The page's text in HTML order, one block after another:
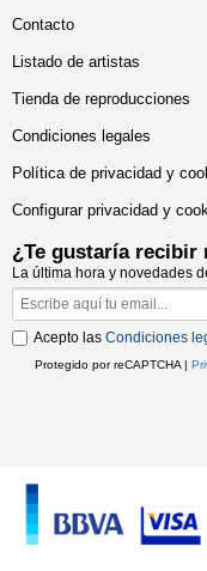
Contacto
Listado de artistas
Tienda de reproducciones
Condiciones legales
Política de privacidad y
Configurar privacidad y
¿Te gustaría recibir
La última hora y novedades
Acepto las Condiciones
Protegido por reCAPTCHA |